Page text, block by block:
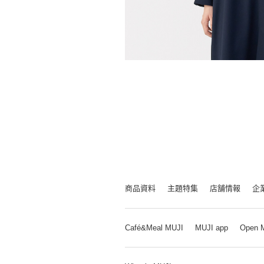
商品資料 主題特集 店舗情報 企
Café&Meal MUJI MUJI app Open